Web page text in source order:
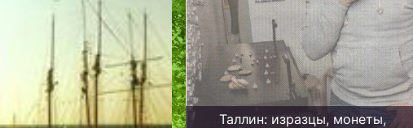
Таллин: изразцы, монеты,